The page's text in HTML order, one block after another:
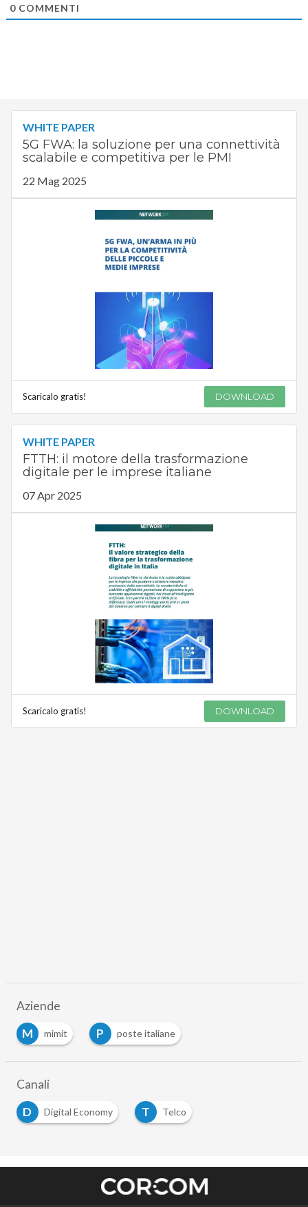
0COMMENTI
WHITE PAPER
5G FWA: la soluzione per una connettività
scalabile e competitiva per le PMI
22 Mag 2025
Scaricalo gratis! DOWNLOAD
WHITE PAPER
FTTH: il motore della trasformazione
digitale per le imprese italiane
07 Apr 2025
Scaricalo gratis! DOWNLOAD
Aziende
M
mimit P poste italiane
Canali
D
Digital Economy T Telco